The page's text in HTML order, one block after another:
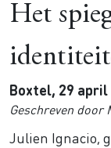
Het
Boxtel, 29 april
Geschreven door
Julien Ignacio,